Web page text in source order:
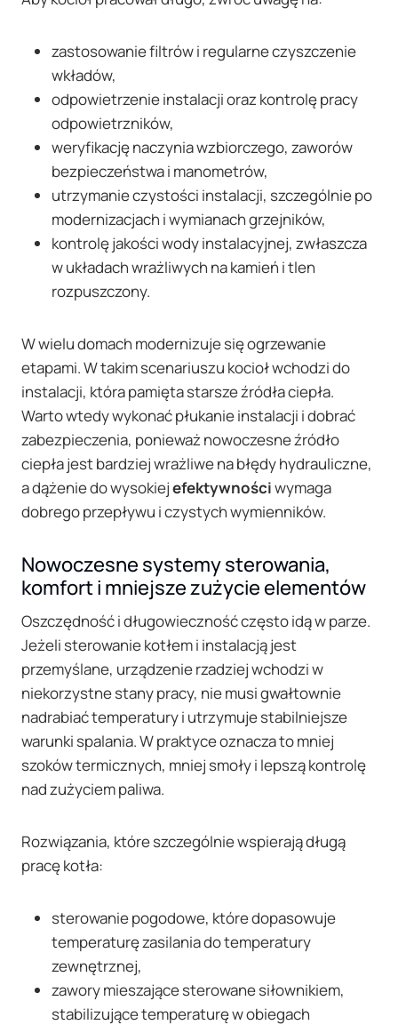
zastosowanie filtrów i regularne czyszczenie
wkładów,
odpowietrzenie instalacji oraz kontrolę pracy
odpowietrzników,
weryfikację naczynia wzbiorczego, zaworów
bezpieczeństwa i manometrów,
utrzymanie czystości instalacji, szczególnie po
modernizacjach i wymianach grzejników,
kontrolę jakości wody instalacyjnej, zwłaszcza
w układach wrażliwych na kamień i tlen
rozpuszczony.
W wielu domach modernizuje się ogrzewanie
etapami. W takim scenariuszu kocioł wchodzi do
instalacji, która pamięta starsze źródła ciepła.
Warto wtedy wykonać płukanie instalacji i dobrać
zabezpieczenia, ponieważ nowoczesne źródło
ciepła jest bardziej wrażliwe na błędy hydrauliczne,
a dążenie do wysokiejefektywnościwymaga
dobrego przepływu i czystych wymienników.
Nowoczesne systemy sterowania,
komfort i mniejsze zużycie elementów
Oszczędność i długowieczność często idą w parze.
Jeżeli sterowanie kotłem i instalacją jest
przemyślane, urządzenie rzadziej wchodzi w
niekorzystne stany pracy, nie musi gwałtownie
nadrabiać temperatury i utrzymuje stabilniejsze
warunki spalania. W praktyce oznacza to mniej
szoków termicznych, mniej smoły i lepszą kontrolę
nad zużyciem paliwa.
Rozwiązania, które szczególnie wspierają długą
pracę kotła:
sterowanie pogodowe, które dopasowuje
temperaturę zasilania do temperatury
zewnętrznej,
zawory mieszające sterowane siłownikiem,
stabilizujące temperaturę w obiegach